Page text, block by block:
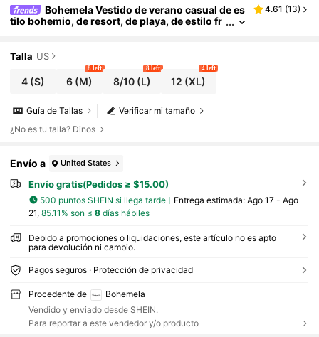
Bohemela Vestido de verano casual de es
tilo bohemio, de resort, de playa, de estilo fr
n línea A, conjunto de verano para mujer, pantal
ones para mujer, atuendo de vacaciones, atuend
o de playa para mujer
4.61 (13)
Talla US
4 (S) 6 (M)
8 left
8/10(L)
8 left
12 (XL)
4 left
Verificar mi tamaño
Guía de Tallas
¿No es tu talla? Dinos
Envío a United States
Envío gratis(Pedidos ≥ $15.00)
500 puntos SHEIN si llega tarde Entrega estimada: Ago 17 - Ago
21, 85.11% son ≤ 8días hábiles
Debido a promociones o liquidaciones, este artículo no es apto
para devolución ni cambio.
Pagos seguros · Protección de privacidad
Procedente de
Bohemela
Vendido y enviado desde SHEIN.
Para reportar a este vendedor y/o producto